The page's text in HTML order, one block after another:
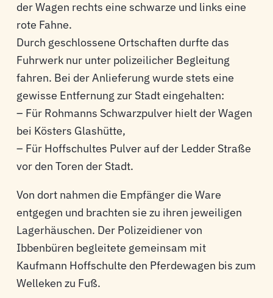
der Wagen rechts eine schwarze und links eine
rote Fahne.
Durch geschlossene Ortschaften durfte das
Fuhrwerk nur unter polizeilicher Begleitung
fahren. Bei der Anlieferung wurde stets eine
gewisse Entfernung zur Stadt eingehalten:
– Für Rohmanns Schwarzpulver hielt der Wagen
bei Kösters Glashütte,
– Für Hoffschultes Pulver auf der Ledder Straße
vor den Toren der Stadt.
Von dort nahmen die Empfänger die Ware
entgegen und brachten sie zu ihren jeweiligen
Lagerhäuschen. Der Polizeidiener von
Ibbenbüren begleitete gemeinsam mit
Kaufmann Hoffschulte den Pferdewagen bis zum
Welleken zu Fuß.